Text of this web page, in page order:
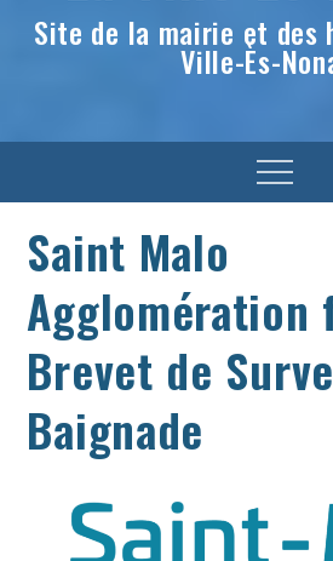
Site de la mairie et des
Ville-Ès-
Menu
Saint Malo
Agglomération
Brevet de
Baignade